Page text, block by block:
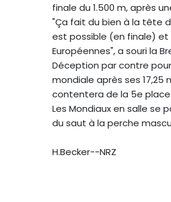
finale du 1.500 m, après
"Ça fait du bien à la tête
est possible (en finale) et
Européennes", a souri la
Déception par contre
mondiale après ses 17,25
contentera de la 5e
Les Mondiaux en salle se
du saut à la perche
H.Becker--NRZ